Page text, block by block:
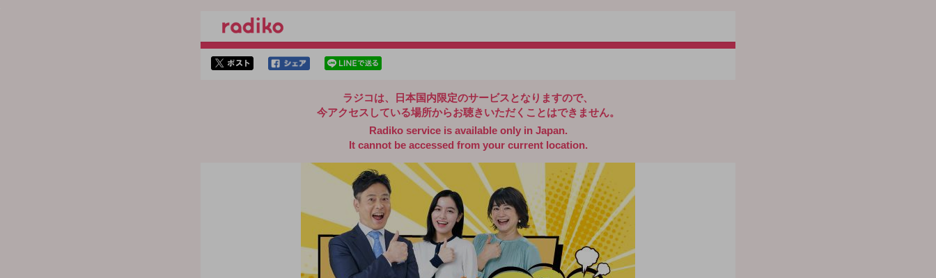
ラジコは、日本国内限定のサービスとなりますので、
今アクセスしている場所からお聴きいただくことはできません。
Radiko service is available only in Japan.
It cannot be accessed from your current location.